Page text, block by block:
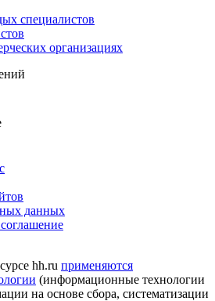
специалистов
организациях
данных
hh.ru применяются
(информационные технологии
на основе сбора, систематизации